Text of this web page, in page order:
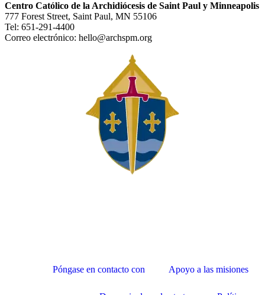
Centro Católico de la Archidiócesis de Saint Paul y Minneapolis
777 Forest Street, Saint Paul, MN 55106
Tel: 651-291-4400
Correo electrónico: hello@archspm.org
Póngase en contacto con Apoyo a las misiones